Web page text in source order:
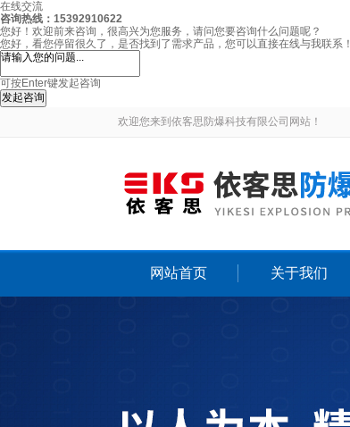
在线交流
咨询热线：15392910622
您好！欢迎前来咨询，很高兴为您服务，请问您要咨询什么问题呢？
您好，看您停留很久了，是否找到了需求产品，您可以直接在线与我联系！
可按Enter键发起咨询
发起咨询
欢迎您来到依客思防爆科技有限公司网站！
网站首页 关于我们